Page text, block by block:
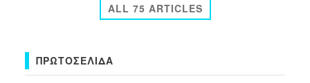
ALL 75 ARTICLES
ΠΡΩΤΟΣΈΛΙΔΑ